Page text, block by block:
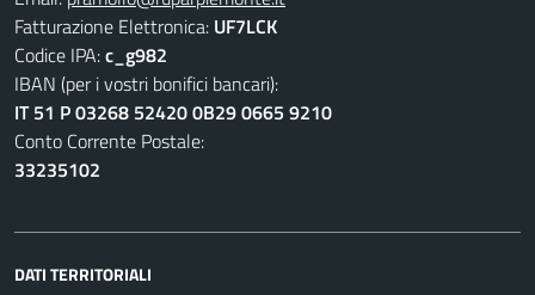
Fatturazione Elettronica: UF7LCK
Codice IPA:c_g982
IBAN (per i vostri bonifici bancari):
IT 51 P 03268 52420 0B29 0665 9210
Conto Corrente Postale:
33235102
DATI TERRITORIALI